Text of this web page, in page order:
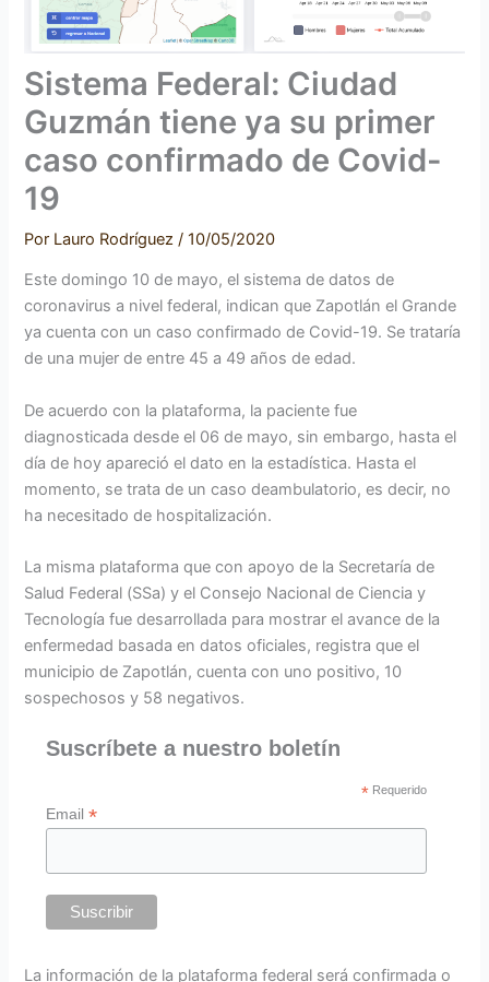
Sistema Federal: Ciudad
Guzmán tiene ya su primer
caso confirmado de Covid-
19
Por Lauro Rodríguez/10/05/2020
Este domingo 10 de mayo, el sistema de datos de
coronavirus a nivel federal, indican que Zapotlán el Grande
ya cuenta con un caso confirmado de Covid-19. Se trataría
de una mujer de entre 45 a 49 años de edad.
De acuerdo con la plataforma, la paciente fue
diagnosticada desde el 06 de mayo, sin embargo, hasta el
día de hoy apareció el dato en la estadística. Hasta el
momento, se trata de un caso deambulatorio, es decir, no
ha necesitado de hospitalización.
La misma plataforma que con apoyo de la Secretaría de
Salud Federal (SSa) y el Consejo Nacional de Ciencia y
Tecnología fue desarrollada para mostrar el avance de la
enfermedad basada en datos oficiales, registra que el
municipio de Zapotlán, cuenta con uno positivo, 10
sospechosos y 58 negativos.
Suscríbete a nuestro boletín
* Requerido
Email*
La información de la plataforma federal será confirmada o